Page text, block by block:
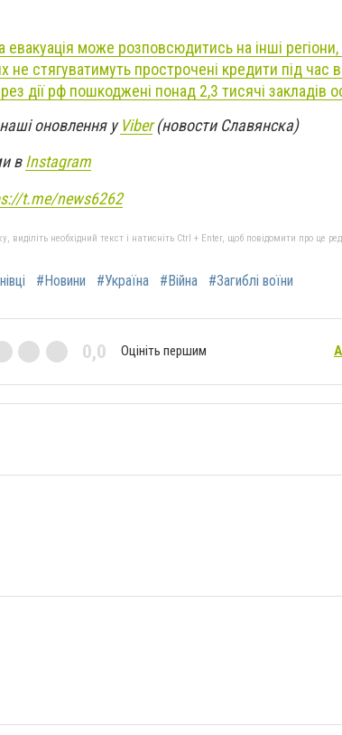
евакуація може розповсюдитись на інші регіони,
не стягуватимуть прострочені кредити під час
дії рф пошкоджені понад 2,3 тисячі закладів
оновлення уViber(новости Славянска)
вInstagram
t.me/news6262
необхідний текст і натисніть Ctrl + Enter, щоб повідомити про це
#Новини #Україна #Війна #Загиблі воїни
0,0 Оцініть першим